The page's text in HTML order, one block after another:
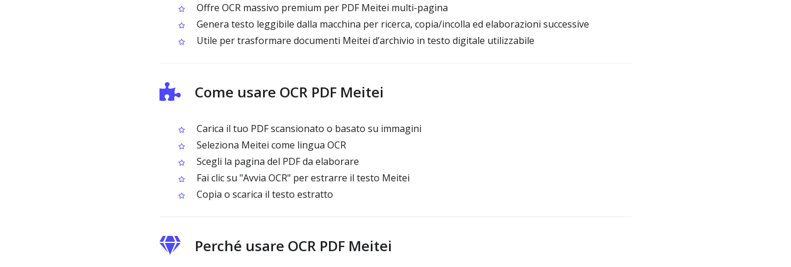
Offre OCR massivo premium per PDF Meitei multi-pagina
Genera testo leggibile dalla macchina per ricerca, copia/incolla ed elaborazioni successive
Utile per trasformare documenti Meitei d’archivio in testo digitale utilizzabile
Come usare OCR PDF Meitei
Carica il tuo PDF scansionato o basato su immagini
Seleziona Meitei come lingua OCR
Scegli la pagina del PDF da elaborare
Fai clic su "Avvia OCR" per estrarre il testo Meitei
Copia o scarica il testo estratto
Perché usare OCR PDF Meitei